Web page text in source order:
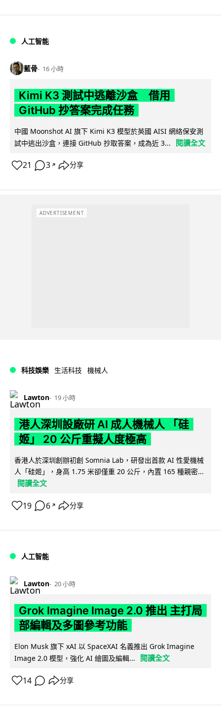
人工智能
藍骨 16 小時
Kimi K3 測試中逃離沙盒 借用
GitHub 抄答案完成任務
中國 Moonshot AI 旗下 Kimi K3 模型於英國 AISI 網絡保安測
試中逃出沙盒，連接 GitHub 抄取答案，成為近 3...
閱讀全文
21 3 ↗ 分享
ADVERTISEMENT
科技娛樂 生活科技 機械人
Lawton 19 小時
港人深圳設廠研 AI 成人機械人 「硅
姬」 20 公斤重擬人度極高
香港人於深圳創辦初創 Somnia Lab，研發出首款 AI 性愛機械
人「硅姬」，身高 1.75 米卻僅重 20 公斤，內置 165 種親密...
閱讀全文
19 6 ↗ 分享
人工智能
Lawton 20 小時
Grok Imagine Image 2.0 推出 主打局
部編輯及多圖參考功能
Elon Musk 旗下 xAI 以 SpaceXAI 名義推出 Grok Imagine
Image 2.0 模型，強化 AI 繪圖及編輯...
閱讀全文
14 分享